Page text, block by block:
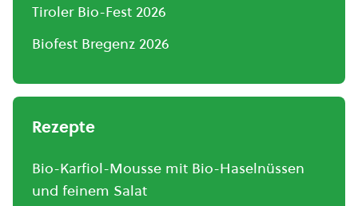
Tiroler Bio-Fest 2026
Biofest Bregenz 2026
Rezepte
Bio-Karfiol-Mousse mit Bio-Haselnüssen
und feinem Salat